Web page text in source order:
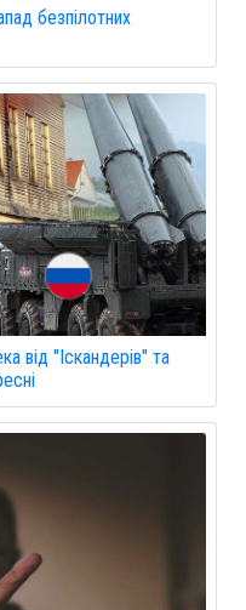
безпілотних
від "Іскандерів" та